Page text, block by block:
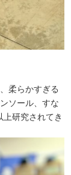
柔らかすぎる
ソール、すな
上研究されてき